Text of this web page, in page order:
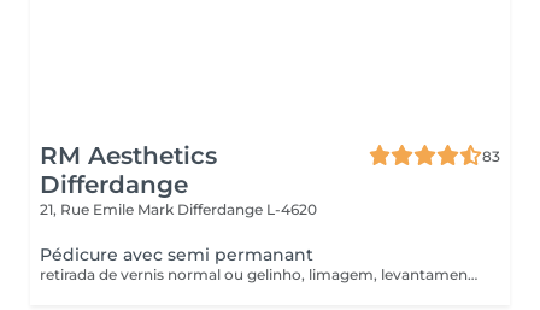
RM Aesthetics
Differdange
83
21, Rue Emile Mark Differdange L-4620
Pédicure avec semi permanant
retirada de vernis normal ou gelinho, limagem, levantamento de cuticulas e retirada ( não incluindo tratamento de calosidades) retrait du vernis normal ou du semi permament, limage des ongles, décollage et retirer des cuticules (sans limage/exfoliation)